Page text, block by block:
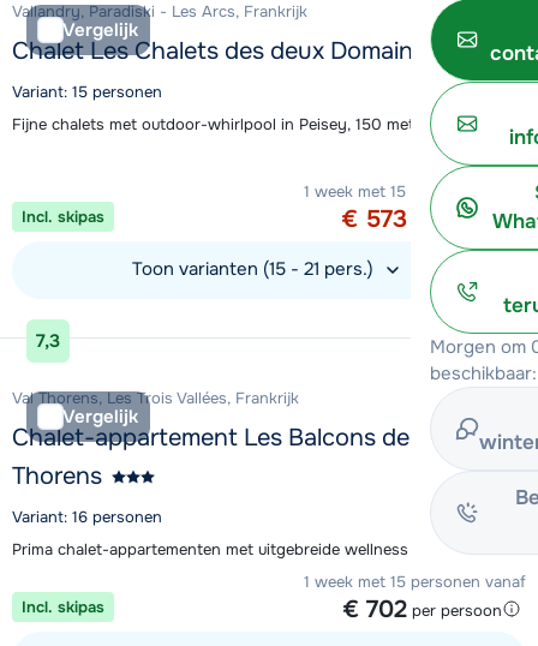
Morgen om
beschikbaar:
Vergelijk
Vallandry, Paradiski - Les Arcs, Frankrijk
Chalet Les Chalets des deux Domaines
Variant: 15 personen
Fijne chalets met outdoor-whirlpool in Peisey, 150 meter van de piste
Aanbieding
1 week met 15 personen vanaf
€ 573 per persoon
Incl. skipas
Toon varianten (15 - 21 pers.)
Bekijk accommodatie
7,3
Vergelijk
Val Thorens, Les Trois Vallées, Frankrijk
Chalet-appartement Les Balcons de Val
Thorens
Variant: 16 personen
Prima chalet-appartementen met uitgebreide wellness in Val Thorens
1 week met 15 personen vanaf
€ 702 per persoon
Incl. skipas